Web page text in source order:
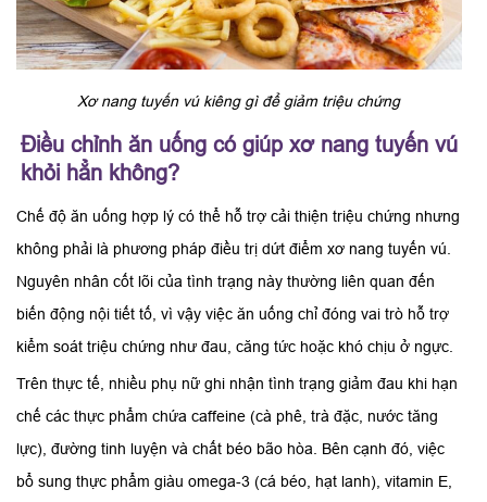
Xơ nang tuyến vú kiêng gì để giảm triệu chứng
Điều chỉnh ăn uống có giúp xơ nang tuyến vú
khỏi hẳn không?
Chế độ ăn uống hợp lý có thể hỗ trợ cải thiện triệu chứng nhưng
không phải là phương pháp điều trị dứt điểm xơ nang tuyến vú.
Nguyên nhân cốt lõi của tình trạng này thường liên quan đến
biến động nội tiết tố, vì vậy việc ăn uống chỉ đóng vai trò hỗ trợ
kiểm soát triệu chứng như đau, căng tức hoặc khó chịu ở ngực.
Trên thực tế, nhiều phụ nữ ghi nhận tình trạng giảm đau khi hạn
chế các thực phẩm chứa caffeine (cà phê, trà đặc, nước tăng
lực), đường tinh luyện và chất béo bão hòa. Bên cạnh đó, việc
bổ sung thực phẩm giàu omega-3 (cá béo, hạt lanh), vitamin E,